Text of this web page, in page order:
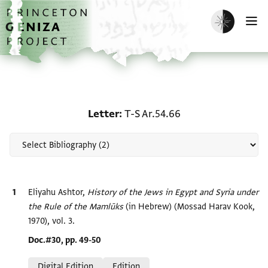
Skip to main content
home
Enable dark
Letter T-S Ar.54.66
Bibliographic citation
Eliyahu Ashtor, History of the Jews in Egypt and Syria under
the Rule of the Mamlūks‎(in Hebrew) (Mossad Harav Kook,
1970), vol. 3.
Location in source
Doc.#30, pp. 49-50